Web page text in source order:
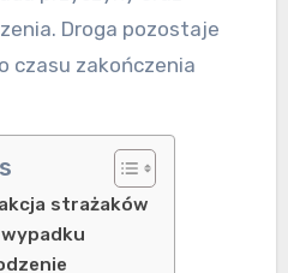
Droga pozostaje
czasu zakończenia
strażaków